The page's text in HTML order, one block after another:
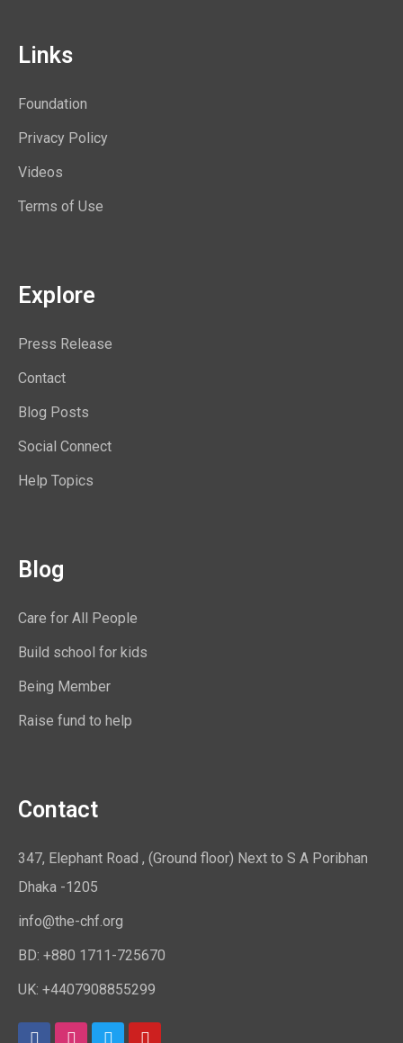
Links
Foundation
Privacy Policy
Videos
Terms of Use
Explore
Press Release
Contact
Blog Posts
Social Connect
Help Topics
Blog
Care for All People
Build school for kids
Being Member
Raise fund to help
Contact
347, Elephant Road , (Ground floor) Next to S A Poribhan
Dhaka -1205
info@the-chf.org
BD: +880 1711-725670​
UK: +4407908855299​